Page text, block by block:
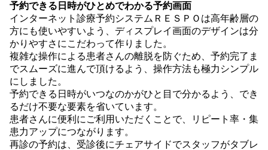
予約できる日時がひとめでわかる予約画面
インターネット診療予約システムＲＥＳＰＯは高年齢層の
方にも使いやすいよう、ディスプレイ画面のデザインは分
かりやすさにこだわって作りました。
複雑な操作による患者さんの離脱を防ぐため、予約完了ま
でスムーズに進んで頂けるよう、操作方法も極力シンプル
にしました。
予約できる日時がいつなのかがひと目で分かるよう、でき
るだけ不要な要素を省いています。
患者さんに便利にご利用いただくことで、リピート率・集
患力アップにつながります。
再診の予約は、受診後にチェアサイドでスタッフがタブレ